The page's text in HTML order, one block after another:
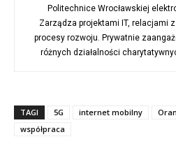
Politechnice Wrocławskiej
Zarządza projektami IT, relacjami
procesy rozwoju. Prywatnie
różnych działalności
TAGI 5G internet mobilny
współpraca